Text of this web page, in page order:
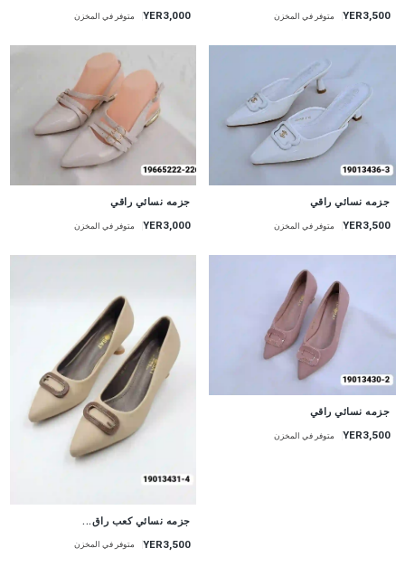
YER3,500 متوفر في المخزن YER3,000 متوفر في المخزن
جزمه نسائي راقي
YER3,500 متوفر في المخزن
جزمه نسائي راقي
YER3,000 متوفر في المخزن
جزمه نسائي راقي
YER3,500 متوفر في المخزن
جزمه نسائي كعب راق...
YER3,500 متوفر في المخزن